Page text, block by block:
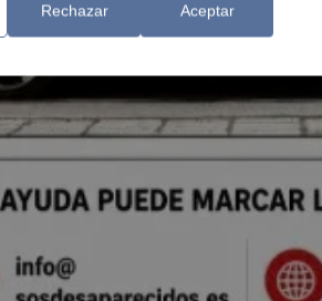
Rechazar Aceptar